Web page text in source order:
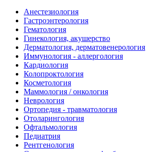
Анестезиология
Гастроэнтерология
Гематология
Гинекология, акушерство
Дерматология, дерматовенерология
Иммунология - аллергология
Кардиология
Колопроктология
Косметология
Маммология / онкология
Неврология
Ортопедия - травматология
Отоларингология
Офтальмология
Педиатрия
Рентгенология